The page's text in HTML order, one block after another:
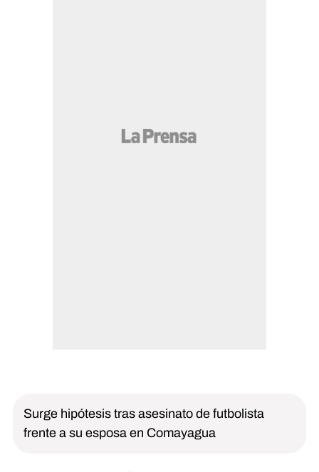
Surge hipótesis tras asesinato de futbolista
frente a su esposa en Comayagua